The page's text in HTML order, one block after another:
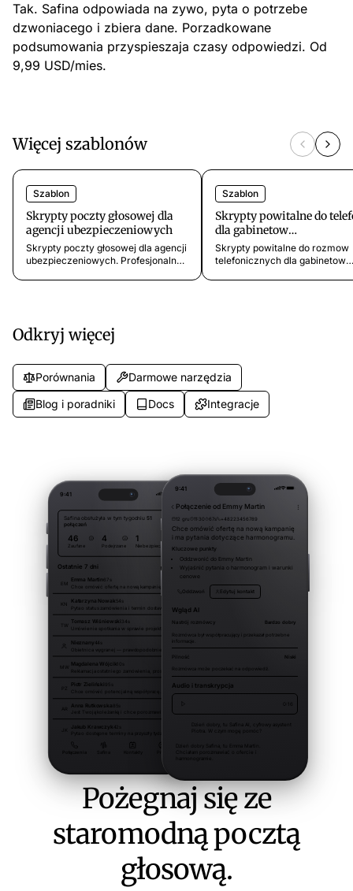
Tak. Safina odpowiada na zywo, pyta o potrzebe
dzwoniacego i zbiera dane. Porzadkowane
podsumowania przyspieszaja czasy odpowiedzi. Od
9,99 USD/mies.
Więcej szablonów
Szablon
Skrypty poczty głosowej dla
agencji ubezpieczeniowych
Skrypty poczty głosowej dla agencji
ubezpieczeniowych. Profesjonalne
Szablon
Skrypty powitalne do
dla gabinetow
stomatologicznych
Skrypty powitalne do rozmow
telefonicznych dla gabinetow
Odkryj więcej
Porównania
Darmowe narzędzia
Blog i poradniki
Docs Integracje
Pożegnaj się ze
staromodną pocztą
głosową.